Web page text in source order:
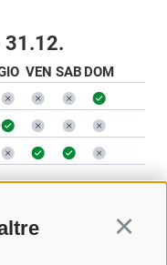
31.12.
VEN SAB DOM